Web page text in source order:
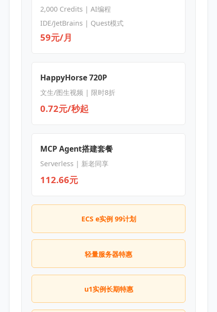
2,000 Credits | AI编程
IDE/JetBrains | Quest模式
59元/月
HappyHorse 720P
文生/图生视频 | 限时8折
0.72元/秒起
MCP Agent搭建套餐
Serverless | 新老同享
112.66元
ECS e实例 99计划
轻量服务器特惠
u1实例长期特惠